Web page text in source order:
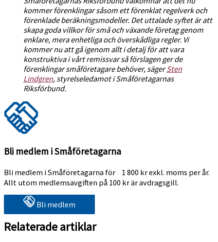
kommer förenklingar såsom ett förenklat regelverk och
förenklade beräkningsmodeller. Det uttalade syftet är att
skapa goda villkor för små och växande företag genom
enklare, mera enhetliga och överskådliga regler. Vi
kommer nu att gå igenom allt i detalj för att vara
konstruktiva i vårt remissvar så förslagen ger de
förenklingar småföretagare behöver, sägerSten
Lindgren, styrelseledamot i Småföretagarnas
Riksförbund.
Bli medlem i Småföretagarna
Bli medlem i Småföretagarna för 1 800 kr exkl. moms per år.
Allt utom medlemsavgiften på 100 kr är avdragsgill.
Bli medlem
Relaterade artiklar